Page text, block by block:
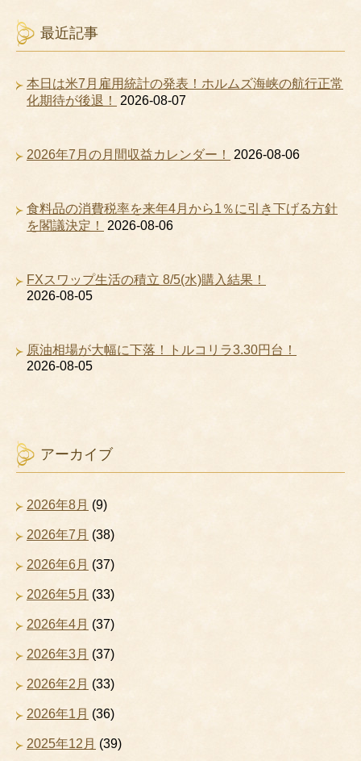
最近記事
本日は米7月雇用統計の発表！ホルムズ海峡の航行正常
化期待が後退！
2026-08-07
2026年7月の月間収益カレンダー！ 2026-08-06
食料品の消費税率を来年4月から1％に引き下げる方針
を閣議決定！
2026-08-06
FXスワップ生活の積立 8/5(水)購入結果！
2026-08-05
原油相場が大幅に下落！トルコリラ3.30円台！
2026-08-05
アーカイブ
2026年8月 (9)
2026年7月 (38)
2026年6月 (37)
2026年5月 (33)
2026年4月 (37)
2026年3月 (37)
2026年2月 (33)
2026年1月 (36)
2025年12月 (39)